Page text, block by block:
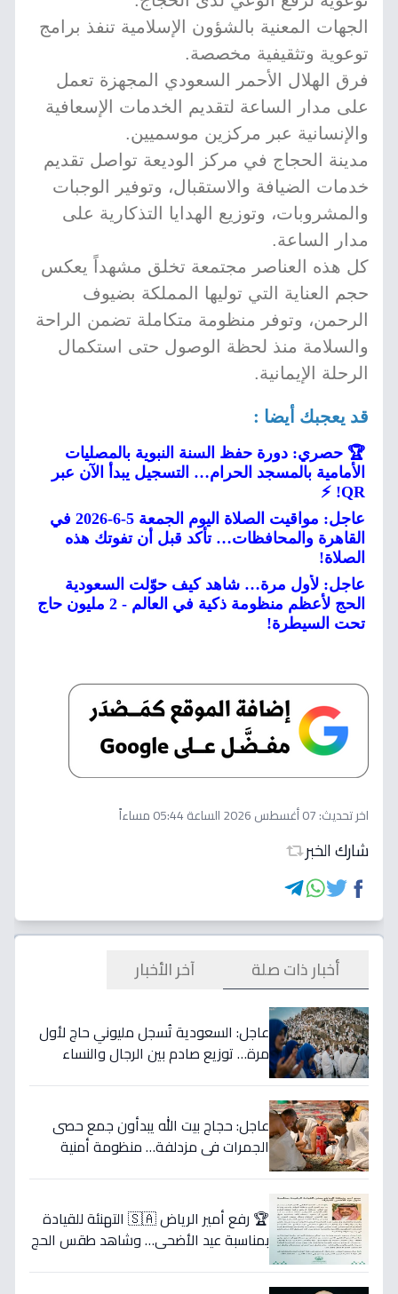
الجهات المعنية بالشؤون الإسلامية تنفذ برامج
توعوية وتثقيفية مخصصة.
فرق الهلال الأحمر السعودي المجهزة تعمل
على مدار الساعة لتقديم الخدمات الإسعافية
والإنسانية عبر مركزين موسميين.
مدينة الحجاج في مركز الوديعة تواصل تقديم
خدمات الضيافة والاستقبال، وتوفير الوجبات
والمشروبات، وتوزيع الهدايا التذكارية على
مدار الساعة.
كل هذه العناصر مجتمعة تخلق مشهداً يعكس
حجم العناية التي توليها المملكة بضيوف
الرحمن، وتوفر منظومة متكاملة تضمن الراحة
والسلامة منذ لحظة الوصول حتى استكمال
الرحلة الإيمانية.
قد يعجبك أيضا :
🏆 حصري: دورة حفظ السنة النبوية بالمصليات
الأمامية بالمسجد الحرام… التسجيل يبدأ الآن عبر
QR! ⚡
عاجل: مواقيت الصلاة اليوم الجمعة 5-6-2026 في
القاهرة والمحافظات… تأكد قبل أن تفوتك هذه
الصلاة!
عاجل: لأول مرة… شاهد كيف حوّلت السعودية
الحج لأعظم منظومة ذكية في العالم - 2 مليون حاج
تحت السيطرة!
اخر تحديث:07 أغسطس 2026 الساعة 05:44 مساءاً
شارك الخبر
أخبار ذات صلة آخر الأخبار
عاجل: السعودية تُسجل مليوني حاج لأول
مرة… توزيع صادم بين الرجال والنساء
عاجل: حجاج بيت الله يبدأون جمع حصى
الجمرات في مزدلفة… منظومة أمنية
🏆 رفع أمير الرياض 🇸🇦 التهنئة للقيادة
بمناسبة عيد الأضحى… وشاهد طقس الحج